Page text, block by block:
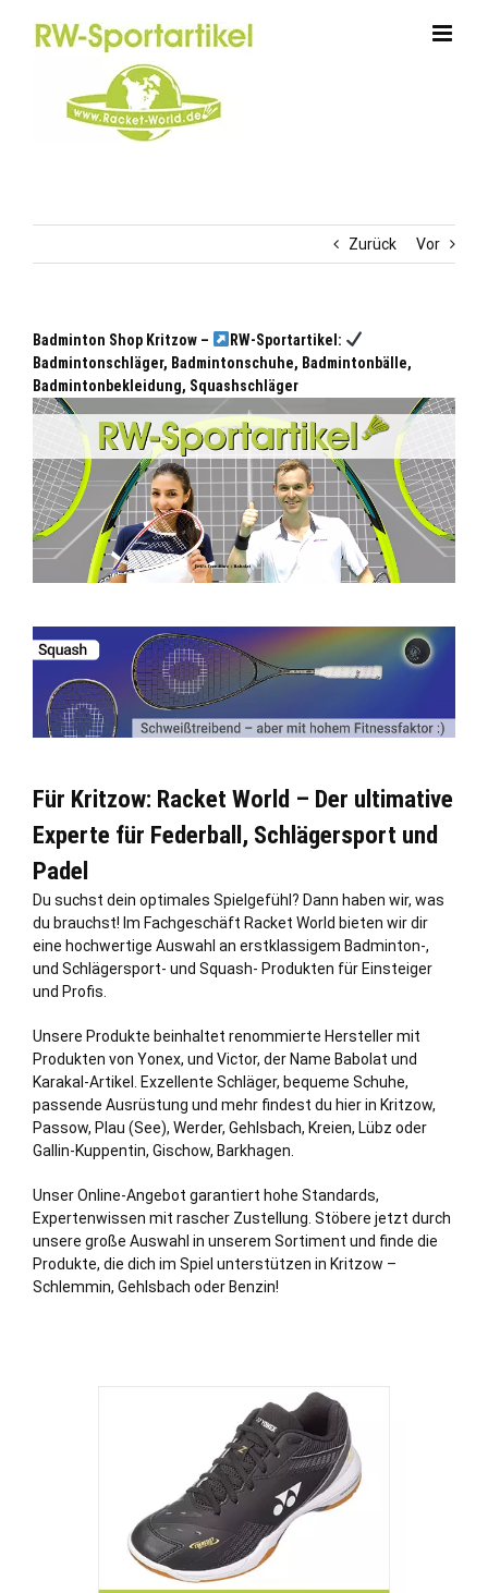
Zurück Vor
Badminton Shop Kritzow –
RW-Sportartikel:
Badmintonschläger, Badmintonschuhe, Badmintonbälle,
Badmintonbekleidung, Squashschläger
Für Kritzow: Racket World – Der ultimative
Experte für Federball, Schlägersport und
Padel
Du suchst dein optimales Spielgefühl? Dann haben wir, was
du brauchst! Im Fachgeschäft Racket World bieten wir dir
eine hochwertige Auswahl an erstklassigem Badminton-,
und Schlägersport- und Squash- Produkten für Einsteiger
und Profis.
Unsere Produkte beinhaltet renommierte Hersteller mit
Produkten von Yonex, und Victor, der Name Babolat und
Karakal-Artikel. Exzellente Schläger, bequeme Schuhe,
passende Ausrüstung und mehr findest du hier in Kritzow,
Passow, Plau (See), Werder, Gehlsbach, Kreien, Lübz oder
Gallin-Kuppentin, Gischow, Barkhagen
Unser Online-Angebot garantiert hohe Standards,
Expertenwissen mit rascher Zustellung. Stöbere jetzt durch
unsere große Auswahl in unserem Sortiment und finde die
Produkte, die dich im Spiel unterstützen in Kritzow –
Schlemmin, Gehlsbach oder Benzin!